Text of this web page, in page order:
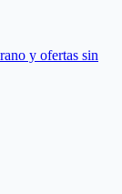
y ofertas sin